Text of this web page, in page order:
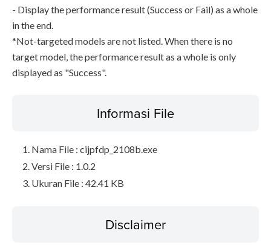
- Display the performance result (Success or Fail) as a whole
in the end.
*Not-targeted models are not listed. When there is no
target model, the performance result as a whole is only
displayed as "Success".
Informasi File
Nama File : cijpfdp_2108b.exe
Versi File : 1.0.2
Ukuran File : 42.41 KB
Disclaimer